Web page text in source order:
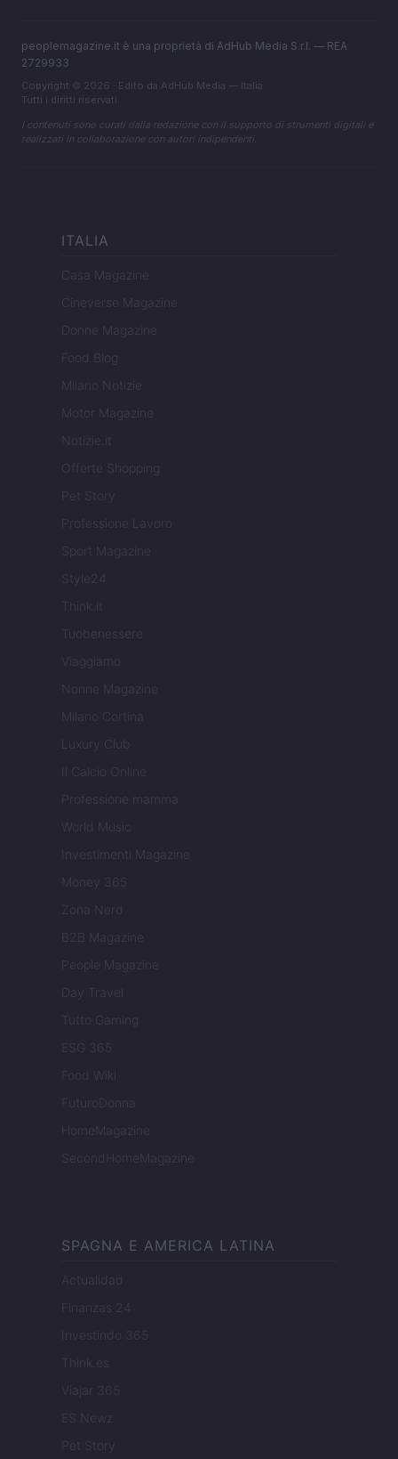
peoplemagazine.it è una proprietà di AdHub Media S.r.l. — REA
2729933
Copyright © 2026 · Edito da AdHub Media — Italia
Tutti i diritti riservati
I contenuti sono curati dalla redazione con il supporto di strumenti digitali e
realizzati in collaborazione con autori indipendenti.
ITALIA
Casa Magazine
Cineverse Magazine
Donne Magazine
Food Blog
Milano Notizie
Motor Magazine
Notizie.it
Offerte Shopping
Pet Story
Professione Lavoro
Sport Magazine
Style24
Think.it
Tuobenessere
Viaggiamo
Nonne Magazine
Milano Cortina
Luxury Club
Il Calcio Online
Professione mamma
World Music
Investimenti Magazine
Money 365
Zona Nerd
B2B Magazine
People Magazine
Day Travel
Tutto Gaming
ESG 365
Food Wiki
FuturoDonna
HomeMagazine
SecondHomeMagazine
SPAGNA E AMERICA LATINA
Actualidad
Finanzas 24
Investindo 365
Think.es
Viajar 365
ES Newz
Pet Story